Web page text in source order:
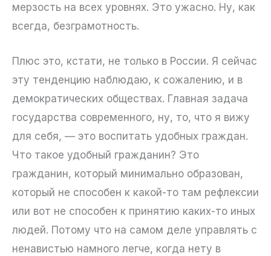
мерзость на всех уровнях. Это ужасно. Ну, как
всегда, безграмотность.
Плюс это, кстати, не только в России. Я сейчас
эту тенденцию наблюдаю, к сожалению, и в
демократических обществах. Главная задача
государства современного, ну, то, что я вижу
для себя, — это воспитать удобных граждан.
Что такое удобный гражданин? Это
гражданин, который минимально образован,
который не способен к какой-то там рефлексии
или вот не способен к принятию каких-то иных
людей. Потому что на самом деле управлять с
ненавистью намного легче, когда нету в